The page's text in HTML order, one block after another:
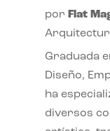
por Flat
Graduada
Diseño,
ha
diversos